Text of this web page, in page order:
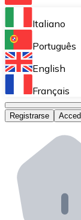
Bitnovo
Integra
Bitnovo
Bitnovo
Bitnovo
Integra
Bitnovo API
Integra
Italiano
Português
English
Français
Registrarse